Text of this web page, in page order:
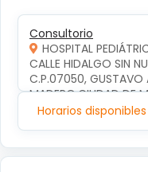
Consultorio
HOSPITAL
CALLE HIDALGO SIN
C.P.07050, GUSTAVO
MADERO,CIUDAD DE
Horarios disponibles